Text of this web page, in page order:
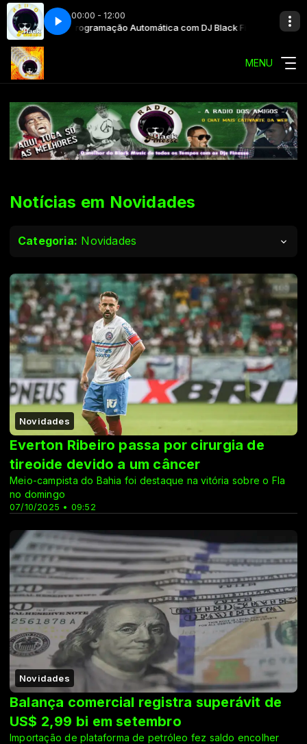
00:00 - 12:00
Programação Automática com DJ Black Finesse
MENU
Notícias em Novidades
Categoria: Novidades
Novidades
07/10/2025 • 09:52
Everton Ribeiro passa por cirurgia de
tireoide devido a um câncer
Meio-campista do Bahia foi destaque na vitória sobre o Fla
no domingo
Novidades
Balança comercial registra superávit de
US$ 2,99 bi em setembro
Importação de plataforma de petróleo fez saldo encolher